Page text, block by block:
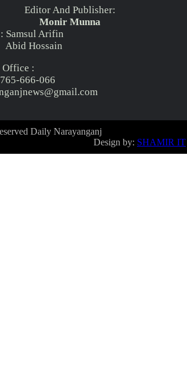
Editor And Publisher:
Monir Munna
Samsul Arifin
Hossain
Office :
666-066
Daily Narayanganj
Design by: SHAMIR IT